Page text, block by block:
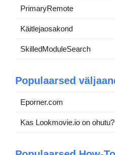
PrimaryRemote
Käitlejaosakond
SkilledModuleSearch
Populaarsed
Eporner.com
Kas Lookmovie.io on ohutu?